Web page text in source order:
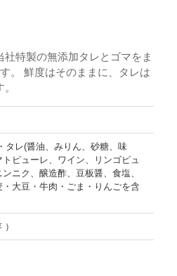
特製の無添加タレとゴマをま
。 鮮度はそのままに、タレは
タレ(醤油、みりん、砂糖、味
ピューレ、ワイン、リンゴピュ
ニク、醸造酢、豆板醤、食塩、
大豆・牛肉・ごま・りんごを含